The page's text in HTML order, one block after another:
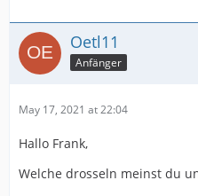
Oetl11
Anfänger
May 17, 2021 at 22:04
Hallo Frank,
Welche drosseln meinst du